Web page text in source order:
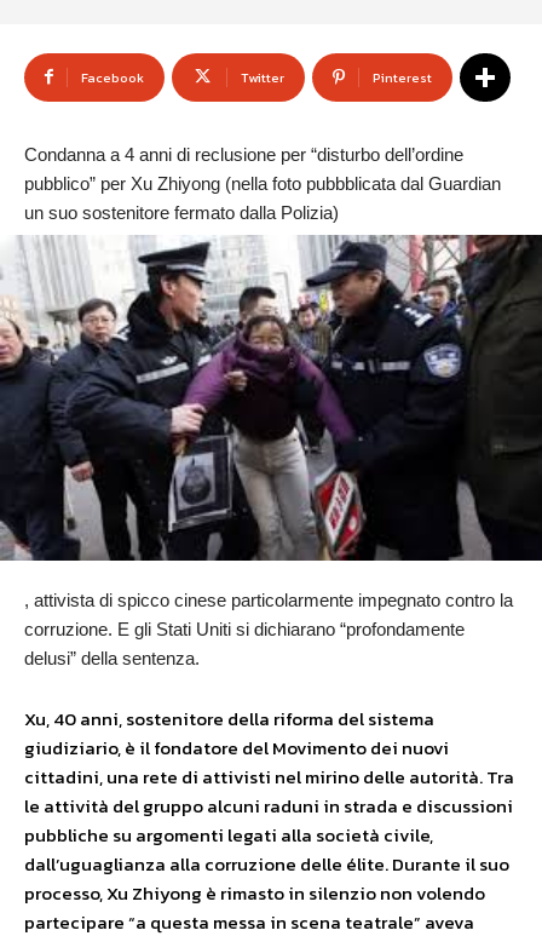
Facebook Twitter Pinterest
Condanna a 4 anni di reclusione per “disturbo dell’ordine
pubblico” per Xu Zhiyong (nella foto pubbblicata dal Guardian
un suo sostenitore fermato dalla Polizia)
, attivista di spicco cinese particolarmente impegnato contro la
corruzione. E gli Stati Uniti si dichiarano “profondamente
delusi” della sentenza.
Xu, 40 anni, sostenitore della riforma del sistema
giudiziario, è il fondatore del Movimento dei nuovi
cittadini, una rete di attivisti nel mirino delle autorità. Tra
le attività del gruppo alcuni raduni in strada e discussioni
pubbliche su argomenti legati alla società civile,
dall’uguaglianza alla corruzione delle élite. Durante il suo
processo, Xu Zhiyong è rimasto in silenzio non volendo
partecipare “a questa messa in scena teatrale” aveva